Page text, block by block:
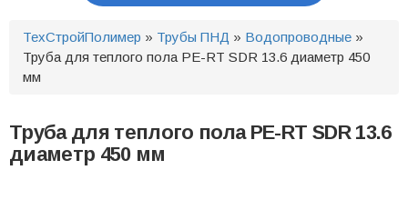
ТехСтройПолимер » Трубы ПНД » Водопроводные »
Труба для теплого пола PE-RT SDR 13.6 диаметр 450
мм
Труба для теплого пола PE-RT SDR 13.6
диаметр 450 мм